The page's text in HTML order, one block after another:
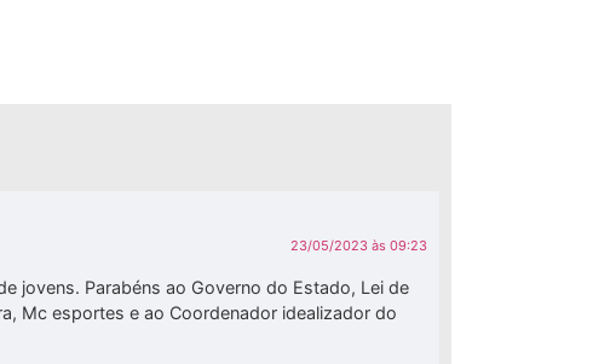
23/05/2023 às 09:23
jovens. Parabéns ao Governo do Estado, Lei de
Mc esportes e ao Coordenador idealizador do